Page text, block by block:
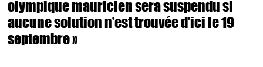
olympique mauricien sera suspendu si
aucune solution n’est trouvée d’ici le 19
septembre »